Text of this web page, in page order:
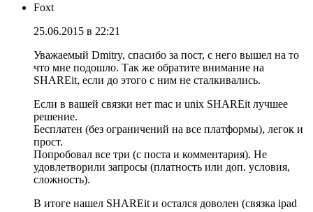
Foxt
25.06.2015 в 22:21
Уважаемый Dmitry, спасибо за пост, с него вышел на то
что мне подошло. Так же обратите внимание на
SHAREit, если до этого с ним не сталкивались.
Если в вашей связки нет mac и unix SHAREit лучшее
решение.
Бесплатен (без ограничений на все платформы), легок и
прост.
Попробовал все три (с поста и комментария). Не
удовлетворили запросы (платность или доп. условия,
сложность).
В итоге нашел SHAREit и остался доволен (связка ipad